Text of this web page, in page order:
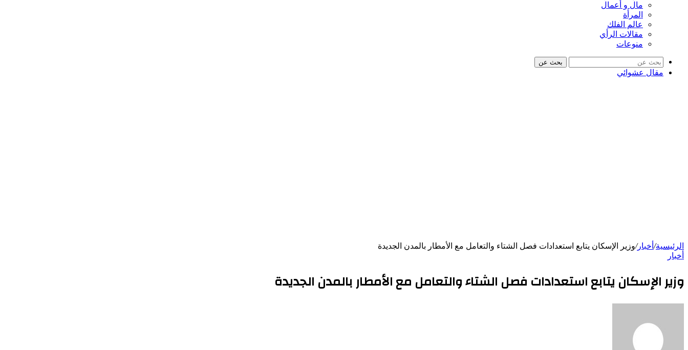
مال و أعمال
المرأة
عالم الفلك
مقالات الرأي
منوعات
بحث عن
مقال عشوائي
الرئيسية/ أخبار/وزير الإسكان يتابع استعدادات فصل الشتاء والتعامل مع الأمطار بالمدن الجديدة
أخبار
وزير الإسكان يتابع استعدادات فصل الشتاء والتعامل مع الأمطار بالمدن الجديدة